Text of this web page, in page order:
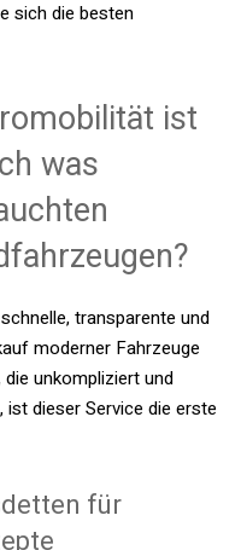
sich die besten
ist
was
transparente und
moderner Fahrzeuge
unkompliziert und
dieser Service die erste
für